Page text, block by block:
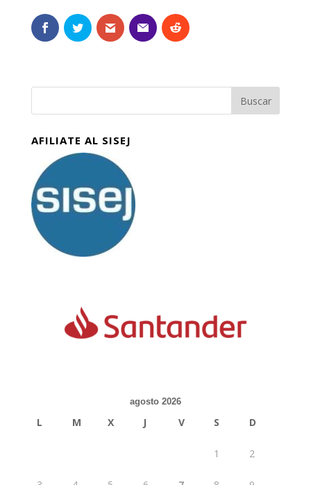
AFILIATE AL SISEJ
agosto 2026
L M X J V S D
1 2